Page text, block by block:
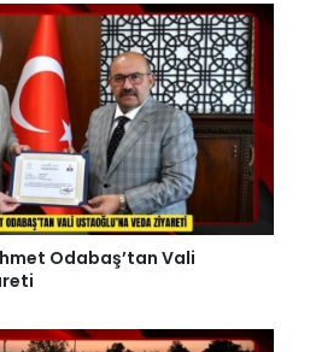
Odabaş’tan Vali